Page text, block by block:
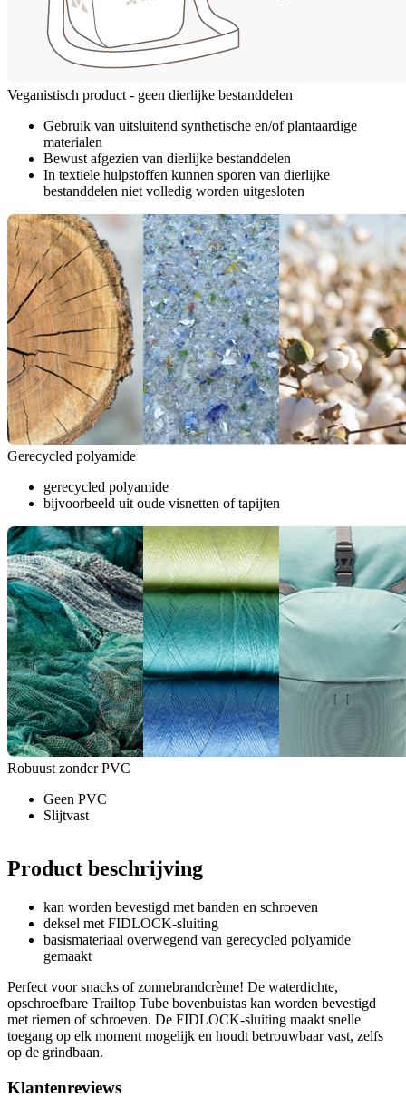
Veganistisch product - geen dierlijke bestanddelen
Gebruik van uitsluitend synthetische en/of plantaardige
materialen
Bewust afgezien van dierlijke bestanddelen
In textiele hulpstoffen kunnen sporen van dierlijke
bestanddelen niet volledig worden uitgesloten
Gerecycled polyamide
gerecycled polyamide
bijvoorbeeld uit oude visnetten of tapijten
Robuust zonder PVC
Geen PVC
Slijtvast
Product beschrijving
kan worden bevestigd met banden en schroeven
deksel met FIDLOCK-sluiting
basismateriaal overwegend van gerecycled polyamide
gemaakt
Perfect voor snacks of zonnebrandcrème! De waterdichte,
opschroefbare Trailtop Tube bovenbuistas kan worden bevestigd
met riemen of schroeven. De FIDLOCK-sluiting maakt snelle
toegang op elk moment mogelijk en houdt betrouwbaar vast, zelfs
op de grindbaan.
Klantenreviews